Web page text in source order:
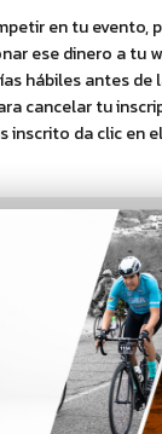
en tu evento,
ese dinero a tu
hábiles antes
cancelar tu
inscrito da clic en